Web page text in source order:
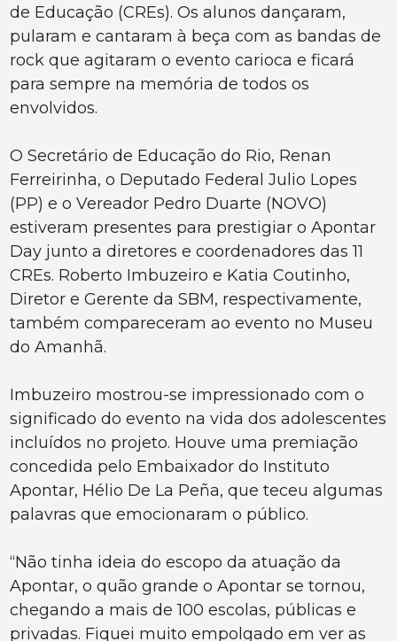
de Educação (CREs). Os alunos dançaram,
pularam e cantaram à beça com as bandas de
rock que agitaram o evento carioca e ficará
para sempre na memória de todos os
envolvidos.
O Secretário de Educação do Rio, Renan
Ferreirinha, o Deputado Federal Julio Lopes
(PP) e o Vereador Pedro Duarte (NOVO)
estiveram presentes para prestigiar o Apontar
Day junto a diretores e coordenadores das 11
CREs. Roberto Imbuzeiro e Katia Coutinho,
Diretor e Gerente da SBM, respectivamente,
também compareceram ao evento no Museu
do Amanhã.
Imbuzeiro mostrou-se impressionado com o
significado do evento na vida dos adolescentes
incluídos no projeto. Houve uma premiação
concedida pelo Embaixador do Instituto
Apontar, Hélio De La Peña, que teceu algumas
palavras que emocionaram o público.
“Não tinha ideia do escopo da atuação da
Apontar, o quão grande o Apontar se tornou,
chegando a mais de 100 escolas, públicas e
privadas. Fiquei muito empolgado em ver as